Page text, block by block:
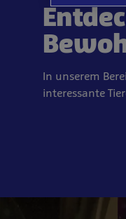
In unserem
interessante